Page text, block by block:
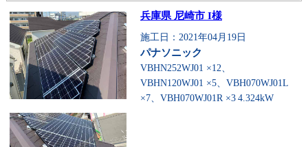
兵庫県 尼崎市 I様
施工日：2021年04月19日
パナソニック
VBHN252WJ01 ×12、
VBHN120WJ01 ×5、VBH070WJ01L
×7、VBH070WJ01R ×3 4.324kW